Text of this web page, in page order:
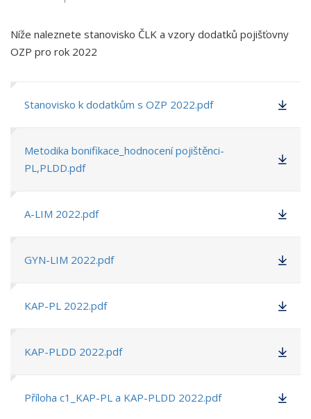
Níže naleznete stanovisko ČLK a vzory dodatků pojišťovny
OZP pro rok 2022
Stanovisko k dodatkům s OZP 2022.pdf
Metodika bonifikace_hodnocení pojištěnci-
PL,PLDD.pdf
A-LIM 2022.pdf
GYN-LIM 2022.pdf
KAP-PL 2022.pdf
KAP-PLDD 2022.pdf
Příloha c1_KAP-PL a KAP-PLDD 2022.pdf